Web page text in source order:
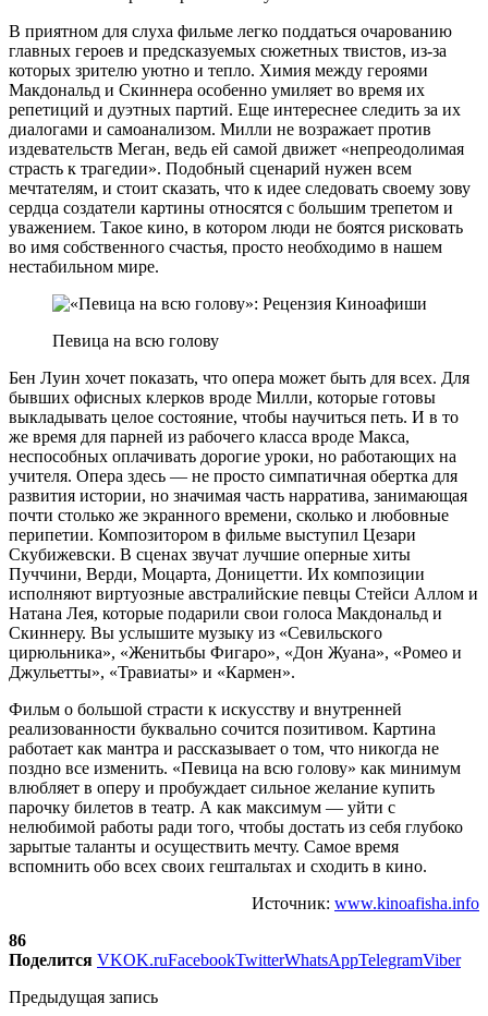
В приятном для слуха фильме легко поддаться очарованию
главных героев и предсказуемых сюжетных твистов, из-за
которых зрителю уютно и тепло. Химия между героями
Макдональд и Скиннера особенно умиляет во время их
репетиций и дуэтных партий. Еще интереснее следить за их
диалогами и самоанализом. Милли не возражает против
издевательств Меган, ведь ей самой движет «непреодолимая
страсть к трагедии». Подобный сценарий нужен всем
мечтателям, и стоит сказать, что к идее следовать своему зову
сердца создатели картины относятся с большим трепетом и
уважением. Такое кино, в котором люди не боятся рисковать
во имя собственного счастья, просто необходимо в нашем
нестабильном мире.
Певица на всю голову
Бен Луин хочет показать, что опера может быть для всех. Для
бывших офисных клерков вроде Милли, которые готовы
выкладывать целое состояние, чтобы научиться петь. И в то
же время для парней из рабочего класса вроде Макса,
неспособных оплачивать дорогие уроки, но работающих на
учителя. Опера здесь — не просто симпатичная обертка для
развития истории, но значимая часть нарратива, занимающая
почти столько же экранного времени, сколько и любовные
перипетии. Композитором в фильме выступил Цезари
Скубижевски. В сценах звучат лучшие оперные хиты
Пуччини, Верди, Моцарта, Доницетти. Их композиции
исполняют виртуозные австралийские певцы Стейси Аллом и
Натана Лея, которые подарили свои голоса Макдональд и
Скиннеру. Вы услышите музыку из «Севильского
цирюльника», «Женитьбы Фигаро», «Дон Жуана», «Ромео и
Джульетты», «Травиаты» и «Кармен».
Фильм о большой страсти к искусству и внутренней
реализованности буквально сочится позитивом. Картина
работает как мантра и рассказывает о том, что никогда не
поздно все изменить. «Певица на всю голову» как минимум
влюбляет в оперу и пробуждает сильное желание купить
парочку билетов в театр. А как максимум — уйти с
нелюбимой работы ради того, чтобы достать из себя глубоко
зарытые таланты и осуществить мечту. Самое время
вспомнить обо всех своих гештальтах и сходить в кино.
Источник: www.kinoafisha.info
86
Поделится VKOK.ruFacebookTwitterWhatsAppTelegramViber
Предыдущая запись